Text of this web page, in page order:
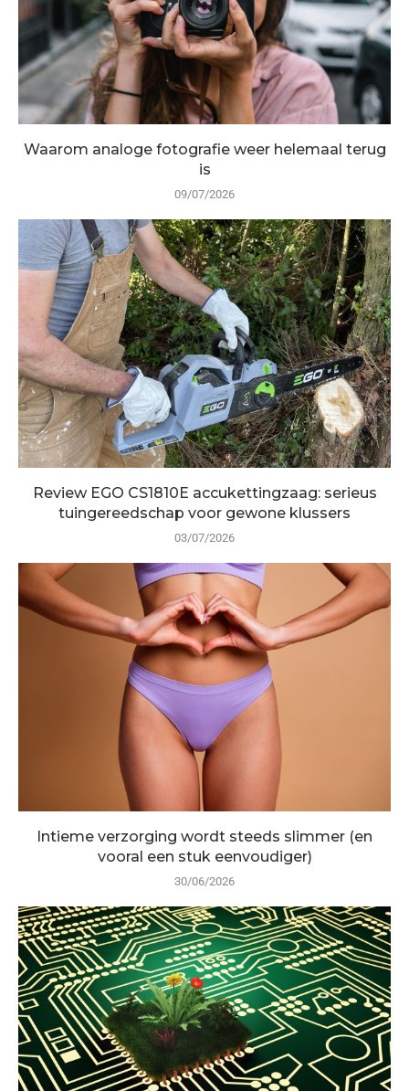
Waarom analoge fotografie weer helemaal terug
is
09/07/2026
Review EGO CS1810E accukettingzaag: serieus
tuingereedschap voor gewone klussers
03/07/2026
Intieme verzorging wordt steeds slimmer (en
vooral een stuk eenvoudiger)
30/06/2026